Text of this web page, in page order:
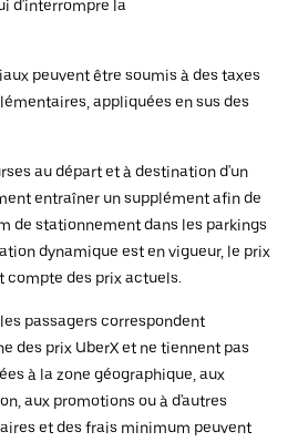
d'interrompre la
peuvent être soumis à des taxes
appliquées en sus des
au départ et à destination d'un
entraîner un supplément afin de
de stationnement dans les parkings
dynamique est en vigueur, le prix
compte des prix actuels.
passagers correspondent
des prix UberX et ne tiennent pas
à la zone géographique, aux
aux promotions ou à d'autres
et des frais minimum peuvent